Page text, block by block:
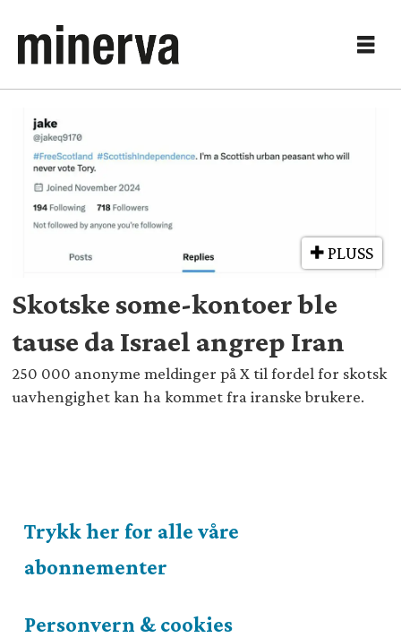
Tag:
trollfabrikker
PLUSS
Skotske some-kontoer ble
tause da Israel angrep Iran
250 000 anonyme meldinger på X til fordel for skotsk
uavhengighet kan ha kommet fra iranske brukere.
Trykk her for alle våre
abonnementer
Personvern & cookies